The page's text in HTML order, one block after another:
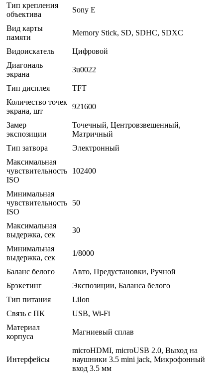
Тип крепления
объектива
Sony E
Вид карты
памяти
Memory Stick, SD, SDHC, SDXC
Видоискатель
Цифровой
Диагональ
экрана
3u0022
Тип дисплея
TFT
Количество точек
экрана, шт
921600
Замер
экспозиции
Точечный, Центровзвешенный,
Матричный
Тип затвора
Электронный
Максимальная
чувствительность
ISO
102400
Минимальная
чувствительность
ISO
50
Максимальная
выдержка, сек
30
Минимальная
выдержка, сек
1/8000
Баланс белого
Авто, Предустановки, Ручной
Брэкетинг
Экспозиции, Баланса белого
Тип питания
LiIon
Связь с ПК
USB, Wi-Fi
Материал
корпуса
Магниевый сплав
Интерфейсы
microHDMI, microUSB 2.0, Выход на
наушники 3.5 mini jack, Микрофонный
вход 3.5 мм